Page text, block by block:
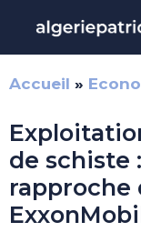
contenu
Accueil »
de schiste
rapproche